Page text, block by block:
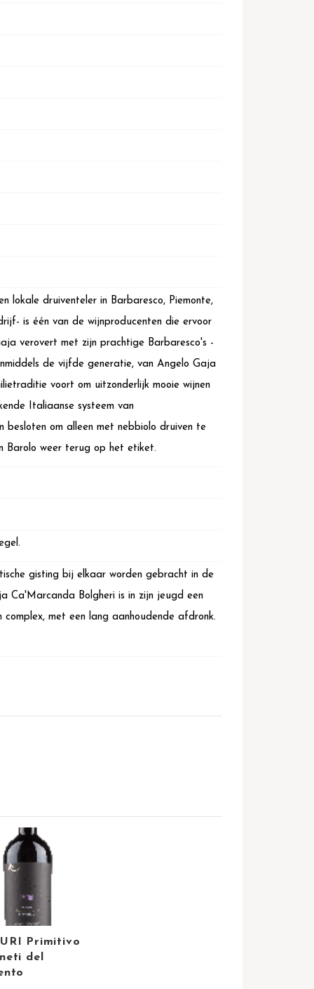
lokale druiventeler in Barbaresco, Piemonte,
is één van de wijnproducenten die ervoor
verovert met zijn prachtige Barbaresco's -
de vijfde generatie, van Angelo Gaja
voort om uitzonderlijk mooie wijnen
Italiaanse systeem van
besloten om alleen met nebbiolo druiven te
Barolo weer terug op het etiket.
gisting bij elkaar worden gebracht in de
Ca'Marcanda Bolgheri is in zijn jeugd een
met een lang aanhoudende afdronk.
Primitivo
del